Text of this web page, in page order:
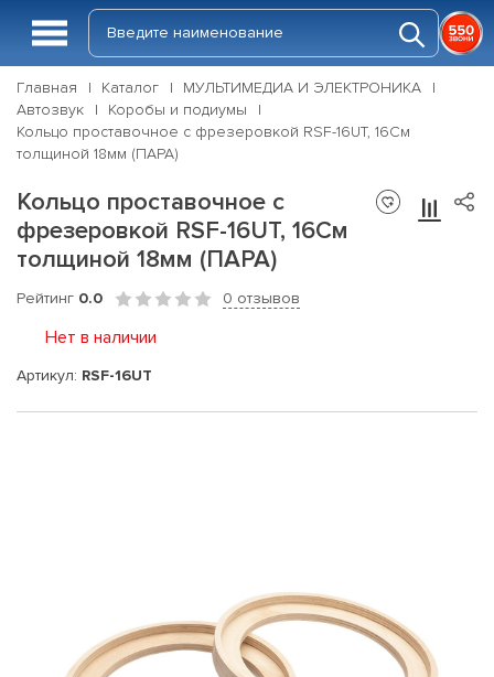
Главная Каталог
МУЛЬТИМЕДИА И ЭЛЕКТРОНИКА
Автозвук
Коробы и подиумы
Кольцо проставочное с фрезеровкой RSF-16UT, 16См
толщиной 18мм (ПАРА)
Кольцо проставочное с
фрезеровкой RSF-16UT, 16См
толщиной 18мм (ПАРА)
Рейтинг 0.0 0 отзывов
Нет в наличии
Артикул: RSF-16UT